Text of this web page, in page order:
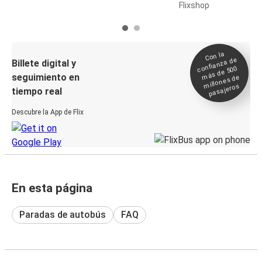
Flixshop
Billete digital y
seguimiento en
tiempo real
Descubre la App de Flix
Con la
confianza de
más de 500
millones de
pasajeros
En esta página
Paradas de autobús FAQ